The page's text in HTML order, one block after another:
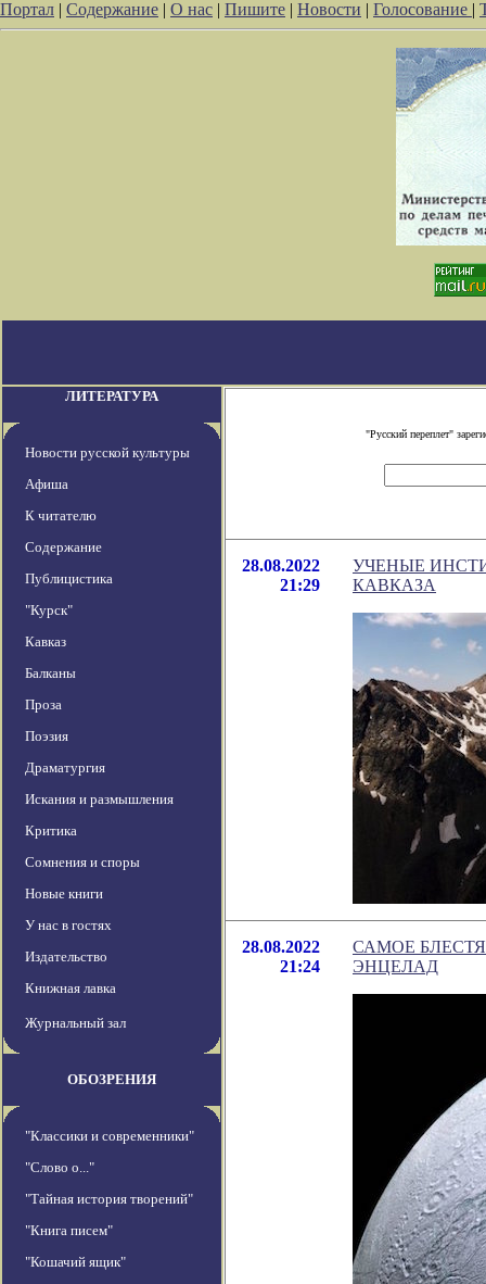
Портал | Содержание | О нас | Пишите | Новости | Голосование |
ЛИТЕРАТУРА
Новости русской культуры
Афиша
К читателю
Содержание
Публицистика
"Курск"
Кавказ
Балканы
Проза
Поэзия
Драматургия
Искания и размышления
Критика
Сомнения и споры
Новые книги
У нас в гостях
Издательство
Книжная лавка
Журнальный зал
ОБОЗРЕНИЯ
"Классики и современники"
"Слово о..."
"Тайная история творений"
"Книга писем"
"Кошачий ящик"
"Русский переплет"
28.08.2022
21:29
УЧЕНЫЕ
КАВКАЗА
28.08.2022
21:24
САМОЕ
ЭНЦЕЛАД